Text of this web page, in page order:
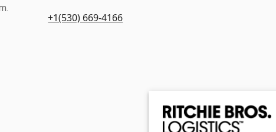
+1(530) 669-4166